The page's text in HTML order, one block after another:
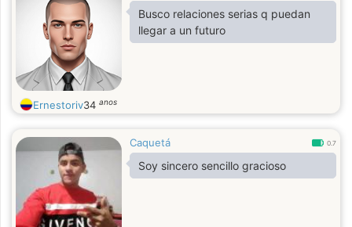
Busco relaciones serias q puedan
llegar a un futuro
Ernestoriv34 anos
Caquetá 0.7
Soy sincero sencillo gracioso